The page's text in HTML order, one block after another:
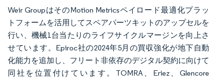
Weir GroupはそのMotion Metricsペイロード最適化プラッ
トフォームを活用してスペアパーツキットのアップセルを
行い、機械1台当たりのライフサイクルマージンを向上さ
せています。Epiroc社の2024年5月の買収強化が地下自動
化能力を追加し、フリート非依存のデジタル契約に向けて
同社を位置付けています。TOMRA、Eriez、Glencore